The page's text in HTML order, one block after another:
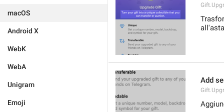
macOS
Android X
WebK
WebA
Unigram
Emoji
Add